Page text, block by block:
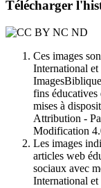
Télécharger
Ces images
International
fins éducatives
mises à
Attribution -
Modification
Les images
articles web
sociaux avec
International